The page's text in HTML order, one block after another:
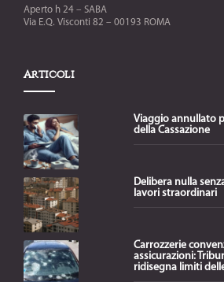
Aperto h 24 – SABA
Via E.Q. Visconti 82 – 00193 ROMA
Articoli
Viaggio annullato
della Cassazione
Delibera nulla
lavori straordinari
Carrozzerie
assicurazioni:
ridisegna limiti